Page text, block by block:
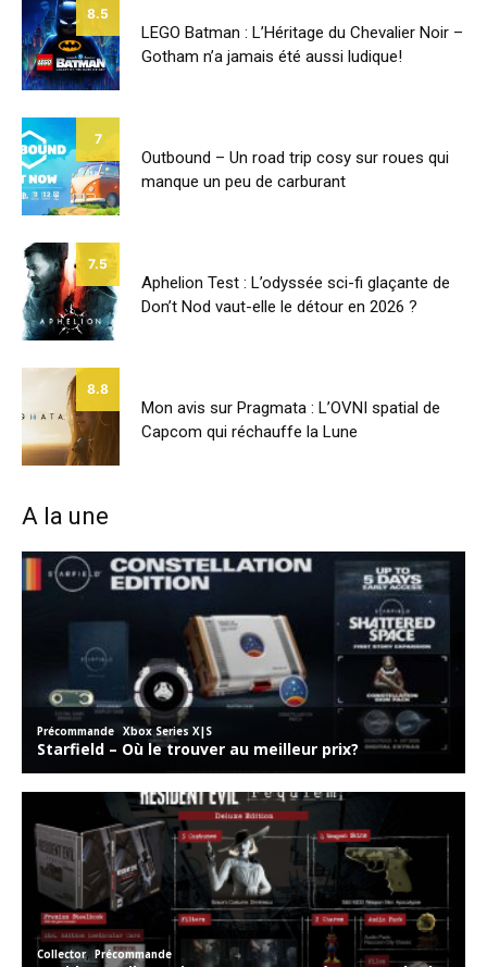
8.5
LEGO Batman : L’Héritage du Chevalier Noir –
Gotham n’a jamais été aussi ludique!
7
Outbound – Un road trip cosy sur roues qui
manque un peu de carburant
7.5
Aphelion Test : L’odyssée sci-fi glaçante de
Don’t Nod vaut-elle le détour en 2026 ?
8.8
Mon avis sur Pragmata : L’OVNI spatial de
Capcom qui réchauffe la Lune
A la une